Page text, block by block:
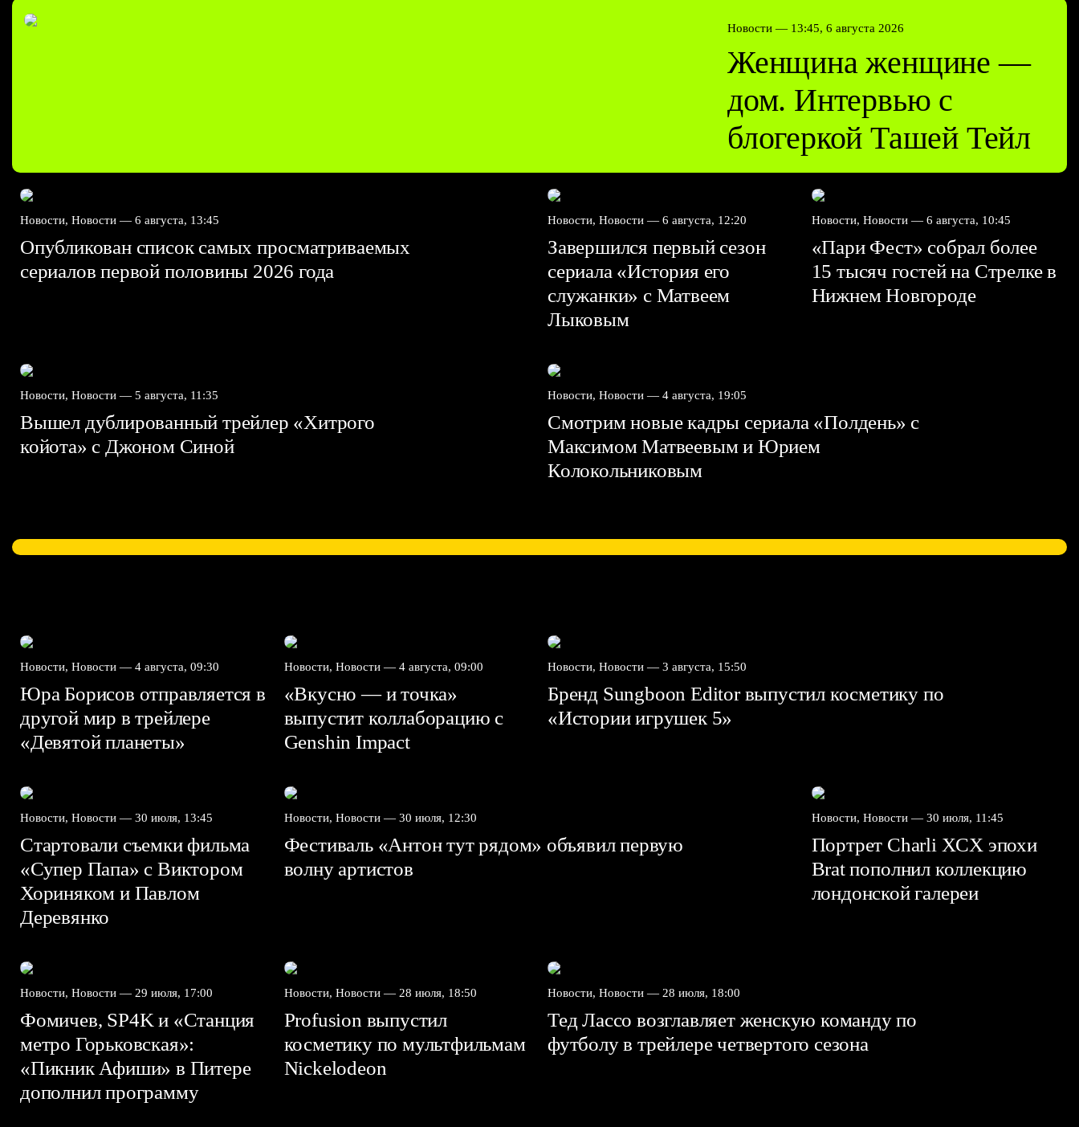
Новости — 13:45, 6 августа 2026
Женщина женщине —
дом. Интервью с
блогеркой Ташей Тейл
Новости, Новости — 6 августа, 13:45
Опубликован список самых просматриваемых
сериалов первой половины 2026 года
Новости, Новости — 6 августа, 12:20
Завершился первый сезон
сериала «История его
служанки» с Матвеем
Лыковым
Новости, Новости — 6 августа, 10:45
«Пари Фест» собрал более
15 тысяч гостей на Стрелке в
Нижнем Новгороде
Новости, Новости — 5 августа, 11:35
Вышел дублированный трейлер «Хитрого
койота» с Джоном Синой
Новости, Новости — 4 августа, 19:05
Смотрим новые кадры сериала «Полдень» с
Максимом Матвеевым и Юрием
Колокольниковым
Новости, Новости — 4 августа, 09:30
Юра Борисов отправляется в
другой мир в трейлере
«Девятой планеты»
Новости, Новости — 4 августа, 09:00
«Вкусно — и точка»
выпустит коллаборацию с
Genshin Impact⁠⁠
Новости, Новости — 3 августа, 15:50
Бренд Sungboon Editor выпустил косметику по
«Истории игрушек 5»
Новости, Новости — 30 июля, 13:45
Стартовали съемки фильма
«Супер Папа» с Виктором
Хориняком и Павлом
Деревянко
Новости, Новости — 30 июля, 12:30
Фестиваль «Антон тут рядом» объявил первую
волну артистов
Новости, Новости — 30 июля, 11:45
Портрет Charli XCX эпохи
Brat пополнил коллекцию
лондонской галереи
Новости, Новости — 29 июля, 17:00
Фомичев, SP4K и «Станция
метро Горьковская»:
«Пикник Афиши» в Питере
дополнил программу
Новости, Новости — 28 июля, 18:50
Profusion выпустил
косметику по мультфильмам
Nickelodeon
Новости, Новости — 28 июля, 18:00
Тед Лассо возглавляет женскую команду по
футболу в трейлере четвертого сезона